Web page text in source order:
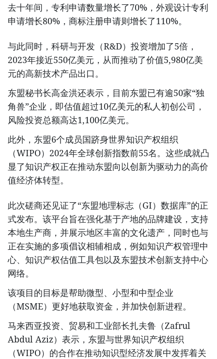
去十年间，专利申请数量增长了70%，外观设计专利
申请增长80%，商标注册申请则增长了110%。
与此同时，科研与开发（R&D）投资增加了5倍，
2023年接近550亿美元，从而推动了价值5,980亿美
元的高新技术产品出口。
东盟秘书长高金洪还表示，目前东盟已有逾50家“独
角兽”企业，即估值超过10亿美元的私人初创公司，
风险投资总额高达1,100亿美元。
此外，东盟6个成员国跻身世界知识产权组织
（WIPO）2024年全球创新指数前55名。这些成就凸
显了知识产权正在推动东盟向以创新为驱动力的高价
值经济体转型。
此次磋商还见证了“东盟地理标志（GI）数据库”的正
式发布。该平台旨在强化基于产地的品牌建设，支持
本地生产商，并展示地区丰富的文化遗产，同时也与
正在实施的多项倡议相辅相成，例如知识产权管理中
心、知识产权估值工具包以及东盟技术创新支持中心
网络。
该项目的目标是帮助微型、小型和中型企业
（MSME）更好地获取资金，并加快创新进程。
马来西亚投资、贸易和工业部长扎夫鲁（Zafrul
Abdul Aziz）表示，东盟与世界知识产权组织
（WIPO）的合作在推动知识型经济发展中发挥着关